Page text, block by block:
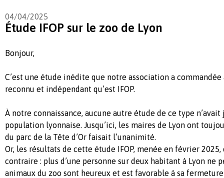
04/04/2025
Étude IFOP sur le zoo de Lyon
Bonjour,
C’est une étude inédite que notre association a commandée
reconnu et indépendant qu’est IFOP.
À notre connaissance, aucune autre étude de ce type
population lyonnaise. Jusqu’ici, les maires de Lyon ont
du parc de la Tête d’Or faisait l’unanimité.
Or, les résultats de cette étude IFOP, menée en février
contraire : plus d’une personne sur deux habitant à Lyon ne
animaux du zoo sont heureux et est favorable à sa